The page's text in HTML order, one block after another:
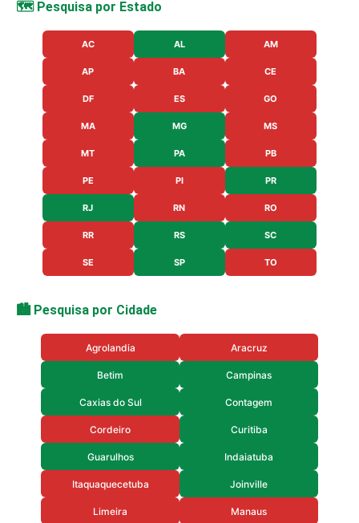
🗺️ Pesquisa por Estado
AC AL AM
AP BA CE
DF ES GO
MA MG MS
MT PA PB
PE PI PR
RJ RN RO
RR RS SC
SE SP TO
🏙️ Pesquisa por Cidade
Agrolandia Aracruz
Betim Campinas
Caxias do Sul Contagem
Cordeiro Curitiba
Guarulhos Indaiatuba
Itaquaquecetuba Joinville
Limeira Manaus